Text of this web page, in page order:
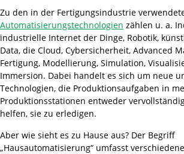
Zu den in der Fertigungsindustrie
Automatisierungstechnologien zählen u. a.
industrielle Internet der Dinge, Robotik,
Data, die Cloud, Cybersicherheit, Advanced
Fertigung, Modellierung, Simulation,
Immersion. Dabei handelt es sich um neue
Technologien, die Produktionsaufgaben in
Produktionsstationen entweder
helfen, sie zu erledigen.
Aber wie sieht es zu Hause aus? Der Begriff
„Hausautomatisierung“ umfasst